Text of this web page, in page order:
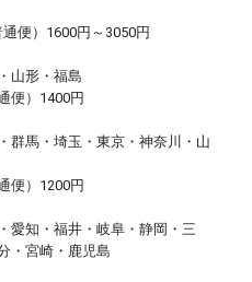
便）1600円～3050円
山形・福島
通便）1400円
群馬・埼玉・東京・神奈川・山
）1200円
愛知・福井・岐阜・静岡・三
・宮崎・鹿児島